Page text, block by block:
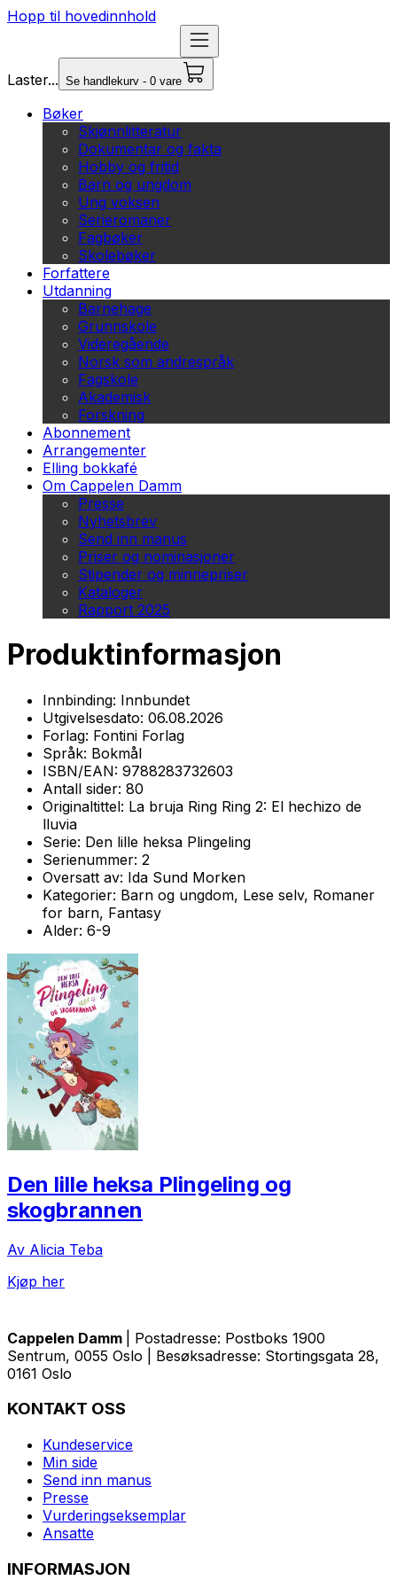
Hopp til hovedinnhold
Laster... Se handlekurv - 0 vare
Bøker
Skjønnlitteratur
Dokumentar og fakta
Hobby og fritid
Barn og ungdom
Ung voksen
Serieromaner
Fagbøker
Skolebøker
Forfattere
Utdanning
Barnehage
Grunnskole
Videregående
Norsk som andrespråk
Fagskole
Akademisk
Forskning
Abonnement
Arrangementer
Elling bokkafé
Om Cappelen Damm
Presse
Nyhetsbrev
Send inn manus
Priser og nominasjoner
Stipender og minnepriser
Kataloger
Rapport 2025
Produktinformasjon
Innbinding: Innbundet
Utgivelsesdato: 06.08.2026
Forlag: Fontini Forlag
Språk: Bokmål
ISBN/EAN: 9788283732603
Antall sider: 80
Originaltittel: La bruja Ring Ring 2: El hechizo de
lluvia
Serie: Den lille heksa Plingeling
Serienummer: 2
Oversatt av: Ida Sund Morken
Kategorier: Barn og ungdom, Lese selv, Romaner
for barn, Fantasy
Alder: 6-9
Den lille heksa Plingeling og
skogbrannen
Av Alicia Teba
Kjøp her
Cappelen Damm
| Postadresse: Postboks 1900
Sentrum, 0055 Oslo | Besøksadresse: Stortingsgata 28,
0161 Oslo
KONTAKT OSS
Kundeservice
Min side
Send inn manus
Presse
Vurderingseksemplar
Ansatte
INFORMASJON